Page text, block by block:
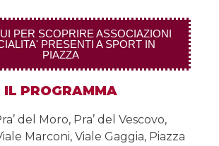
PER SCOPRIRE ASSOCIAZIONI
PRESENTI A SPORT IN
PIAZZA
IL PROGRAMMA
del Moro, Pra’ del Vescovo,
Marconi, Viale Gaggia, Piazza